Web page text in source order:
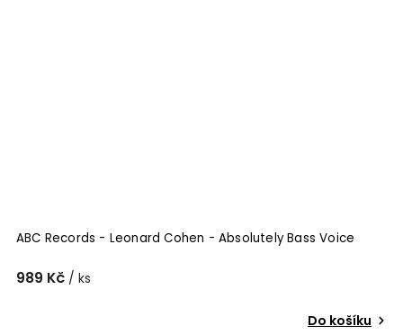
ABC Records - Leonard Cohen - Absolutely Bass Voice
989 Kč / ks
Do košíku